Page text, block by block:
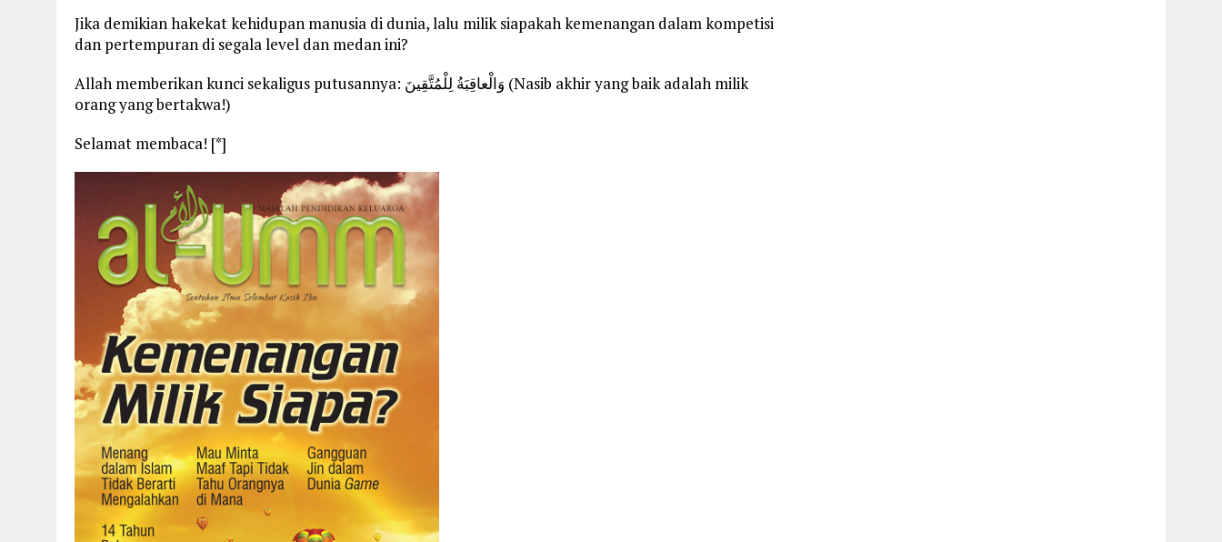
Jika demikian hakekat kehidupan manusia di dunia, lalu milik siapakah kemenangan dalam kompetisi
dan pertempuran di segala level dan medan ini?
Allah memberikan kunci sekaligus putusannya: وَالْعاقِبَةُ لِلْمُتَّقِينَ (Nasib akhir yang baik adalah milik
orang yang bertakwa!)
Selamat membaca! [*]